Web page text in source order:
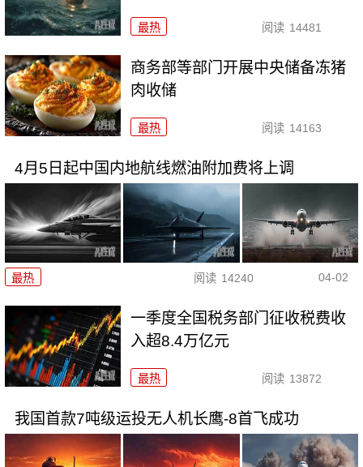
最热 阅读 14481
商务部等部门开展中央储备冻猪
肉收储
最热 阅读 14163
4月5日起中国内地航线燃油附加费将上调
最热 阅读 14240 04-02
一季度全国税务部门征收税费收
入超8.4万亿元
最热 阅读 13872
我国首款7吨级运投无人机长鹰-8首飞成功